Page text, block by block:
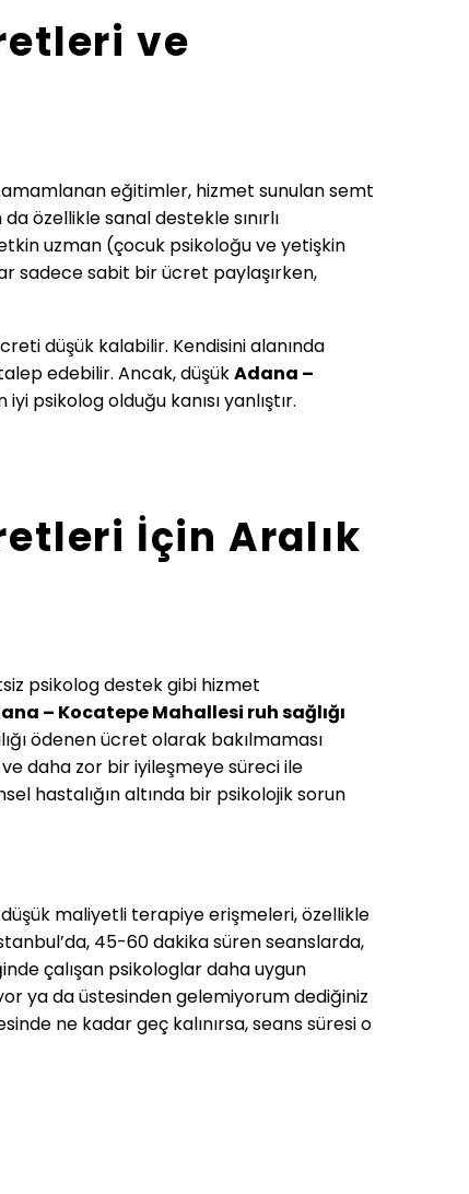
ve
eğitimler, hizmet sunulan semt
özellikle sanal destekle sınırlı
uzman (çocuk psikoloğu ve yetişkin
sadece sabit bir ücret paylaşırken,
düşük kalabilir. Kendisini alanında
edebilir. Ancak, düşükAdana –
psikolog olduğu kanısı yanlıştır.
İçin Aralık
psikolog destek gibi hizmet
– Kocatepe Mahallesi ruh sağlığı
ödenen ücret olarak bakılmaması
daha zor bir iyileşmeye süreci ile
hastalığın altında bir psikolojik sorun
maliyetli terapiye erişmeleri, özellikle
45-60 dakika süren seanslarda,
çalışan psikologlar daha uygun
ya da üstesinden gelemiyorum dediğiniz
ne kadar geç kalınırsa, seans süresi o